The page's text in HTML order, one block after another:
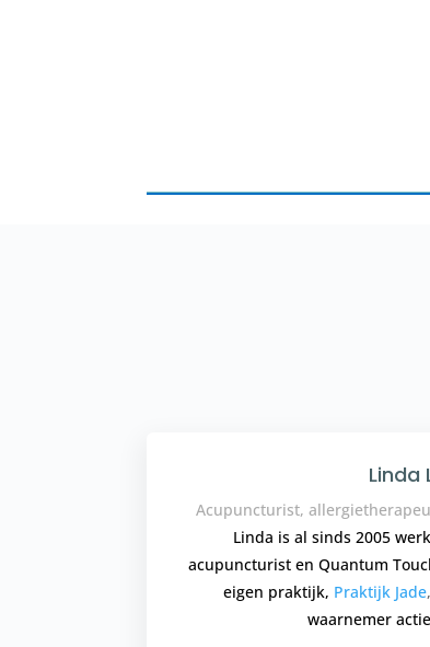
Linda
Acupuncturist,
Linda is al sinds 2005
acupuncturist en Quantum
eigen praktijk, Praktijk Jade,
waarnemer